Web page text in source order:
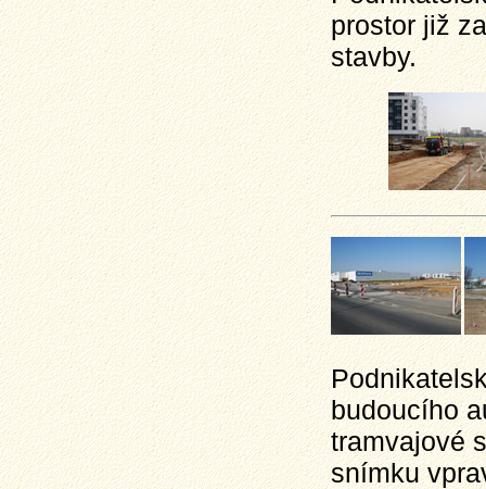
prostor již
stavby.
budoucího
tramvajové
snímku